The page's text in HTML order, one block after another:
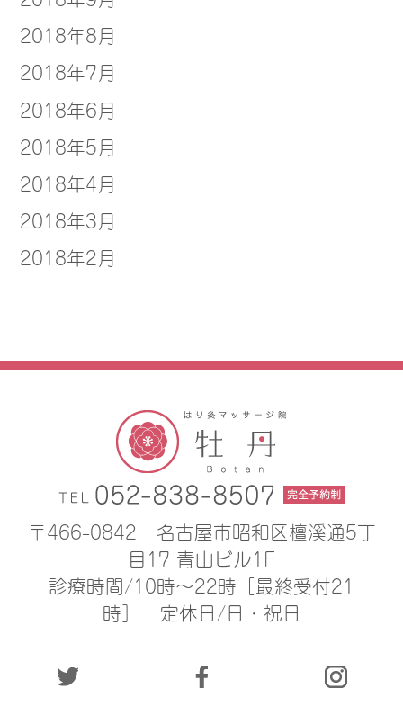
2018年8月
2018年7月
2018年6月
2018年5月
2018年4月
2018年3月
2018年2月
〒466-0842
名古屋市昭和区檀溪通5丁
目17 青山ビル1F
診療時間/10時〜22時［最終受付21
時］
定休日/日・祝日